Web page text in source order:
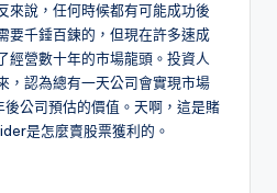
來說，任何時候都有可能成功後
要千錘百鍊的，但現在許多速成
經營數十年的市場龍頭。投資人
，認為總有一天公司會實現市場
公司預估的價值。天啊，這是賭
是怎麼賣股票獲利的。